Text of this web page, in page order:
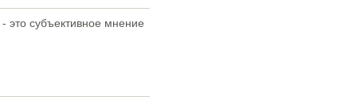
субъективное мнение